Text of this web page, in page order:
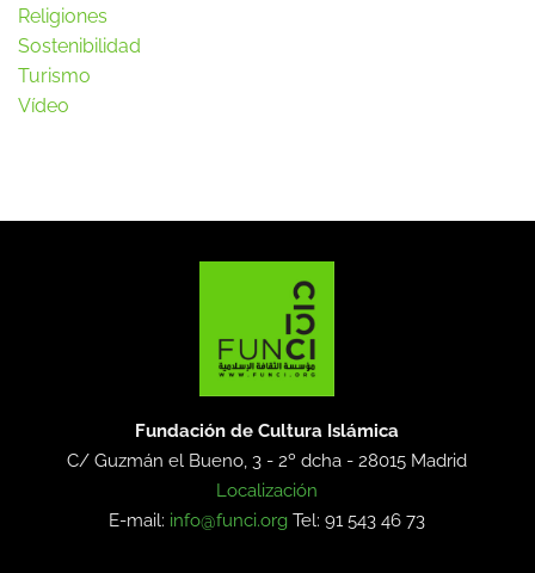
Religiones
Sostenibilidad
Turismo
Vídeo
Fundación de Cultura Islámica
C/ Guzmán el Bueno, 3 - 2º dcha -28015 Madrid
Localización
E-mail: info@funci.org Tel: 91 543 46 73